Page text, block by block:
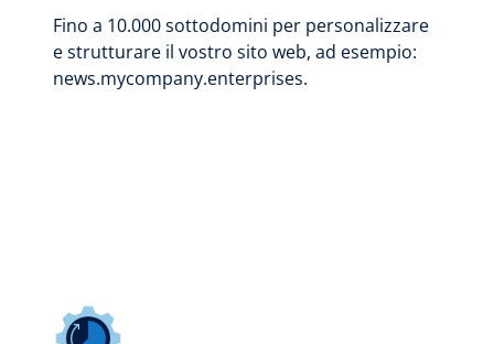
Fino a 10.000 sottodomini per personalizzare
e strutturare il vostro sito web, ad esempio:
news.mycompany.enterprises.